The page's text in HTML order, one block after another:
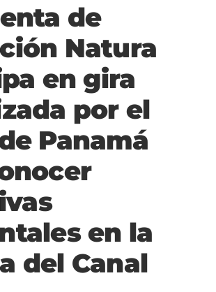
de
Natura
en gira
por el
Panamá
en la
del Canal